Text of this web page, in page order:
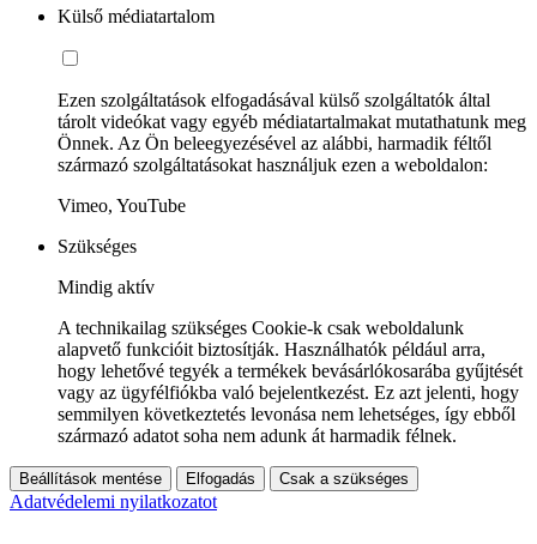
Külső médiatartalom
Ezen szolgáltatások elfogadásával külső szolgáltatók által
tárolt videókat vagy egyéb médiatartalmakat mutathatunk meg
Önnek. Az Ön beleegyezésével az alábbi, harmadik féltől
származó szolgáltatásokat használjuk ezen a weboldalon:
Vimeo, YouTube
Szükséges
Mindig aktív
A technikailag szükséges Cookie-k csak weboldalunk
alapvető funkcióit biztosítják. Használhatók például arra,
hogy lehetővé tegyék a termékek bevásárlókosarába gyűjtését
vagy az ügyfélfiókba való bejelentkezést. Ez azt jelenti, hogy
semmilyen következtetés levonása nem lehetséges, így ebből
származó adatot soha nem adunk át harmadik félnek.
Beállítások mentése Elfogadás Csak a szükséges
Adatvédelemi nyilatkozatot